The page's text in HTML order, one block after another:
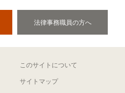
法律事務職員の方へ
このサイトについて
サイトマップ